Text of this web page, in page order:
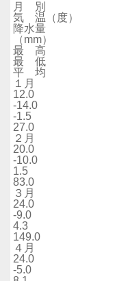
月 別
気 温（度）
降水量
（mm）
最 高
最 低
平 均
１月
12.0
-14.0
-1.5
27.0
２月
20.0
-10.0
1.5
83.0
３月
24.0
-9.0
4.3
149.0
４月
24.0
-5.0